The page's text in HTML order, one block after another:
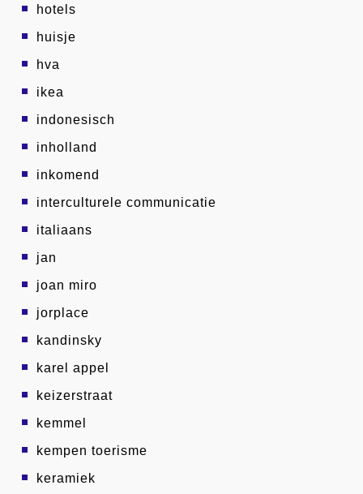
hotels
huisje
hva
ikea
indonesisch
inholland
inkomend
interculturele communicatie
italiaans
jan
joan miro
jorplace
kandinsky
karel appel
keizerstraat
kemmel
kempen toerisme
keramiek